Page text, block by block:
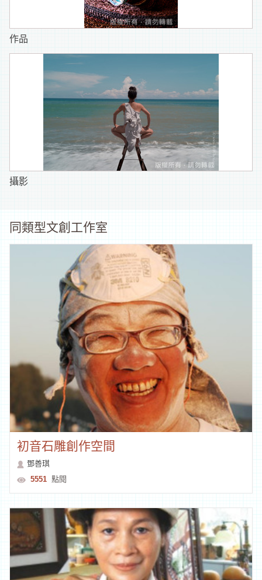
作品
攝影
同類型文創工作室
初音石雕創作空間
鄧善琪
5551 點閱